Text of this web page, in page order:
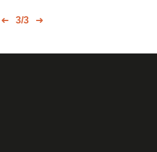
3/3